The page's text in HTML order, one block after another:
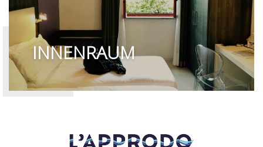
INNENRAUM